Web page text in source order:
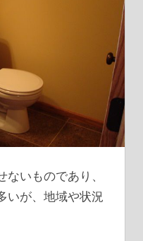
いものであり、
いが、地域や状況